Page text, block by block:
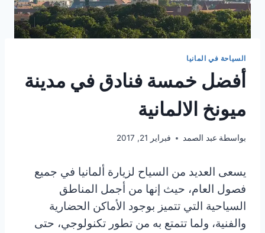
السياحة في المانيا
أفضل خمسة فنادق في مدينة
ميونخ الالمانية
بواسطة عبد الصمد فبراير 21, 2017
يسعى العديد من السياح لزيارة ألمانيا في جميع
فصول العام، حيث إنها من أجمل المناطق
السياحية التي تتميز بوجود الأماكن الحضارية
والفنية، ولما تتمتع به من تطور تكنولوجي، حتى